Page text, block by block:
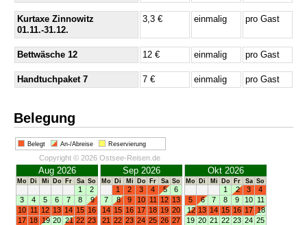
Kurtaxe Zinnowitz
01.11.-31.12.
3,3 € einmalig pro Gast
Bettwäsche 12 12 € einmalig pro Gast
Handtuchpaket 7 7 € einmalig pro Gast
Belegung
Belegt An-/Abreise Reservierung
Copyright © 2026 Ostsee-Reisen.de
Aug 2026
Mo Di Mi Do Fr Sa So
1
2
3
4 5 6 7 8
9
10 11 12 13 14 15 16
17 18 19 20 21 22 23
Sep 2026
Mo Di Mi Do Fr Sa So
1 2 3 4 5
6
7
8 9 10 11 12 13
14 15 16 17 18 19 20
21 22 23 24 25 26 27
Okt 2026
Mo Di Mi Do Fr Sa So
1 2 3
4
5
6 7 8 9 10 11
12 13 14 15 16 17 18
19 20 21 22 23 24 25